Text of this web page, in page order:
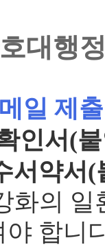
대행
일 제
인서(붙
약서(
일환
야 합니